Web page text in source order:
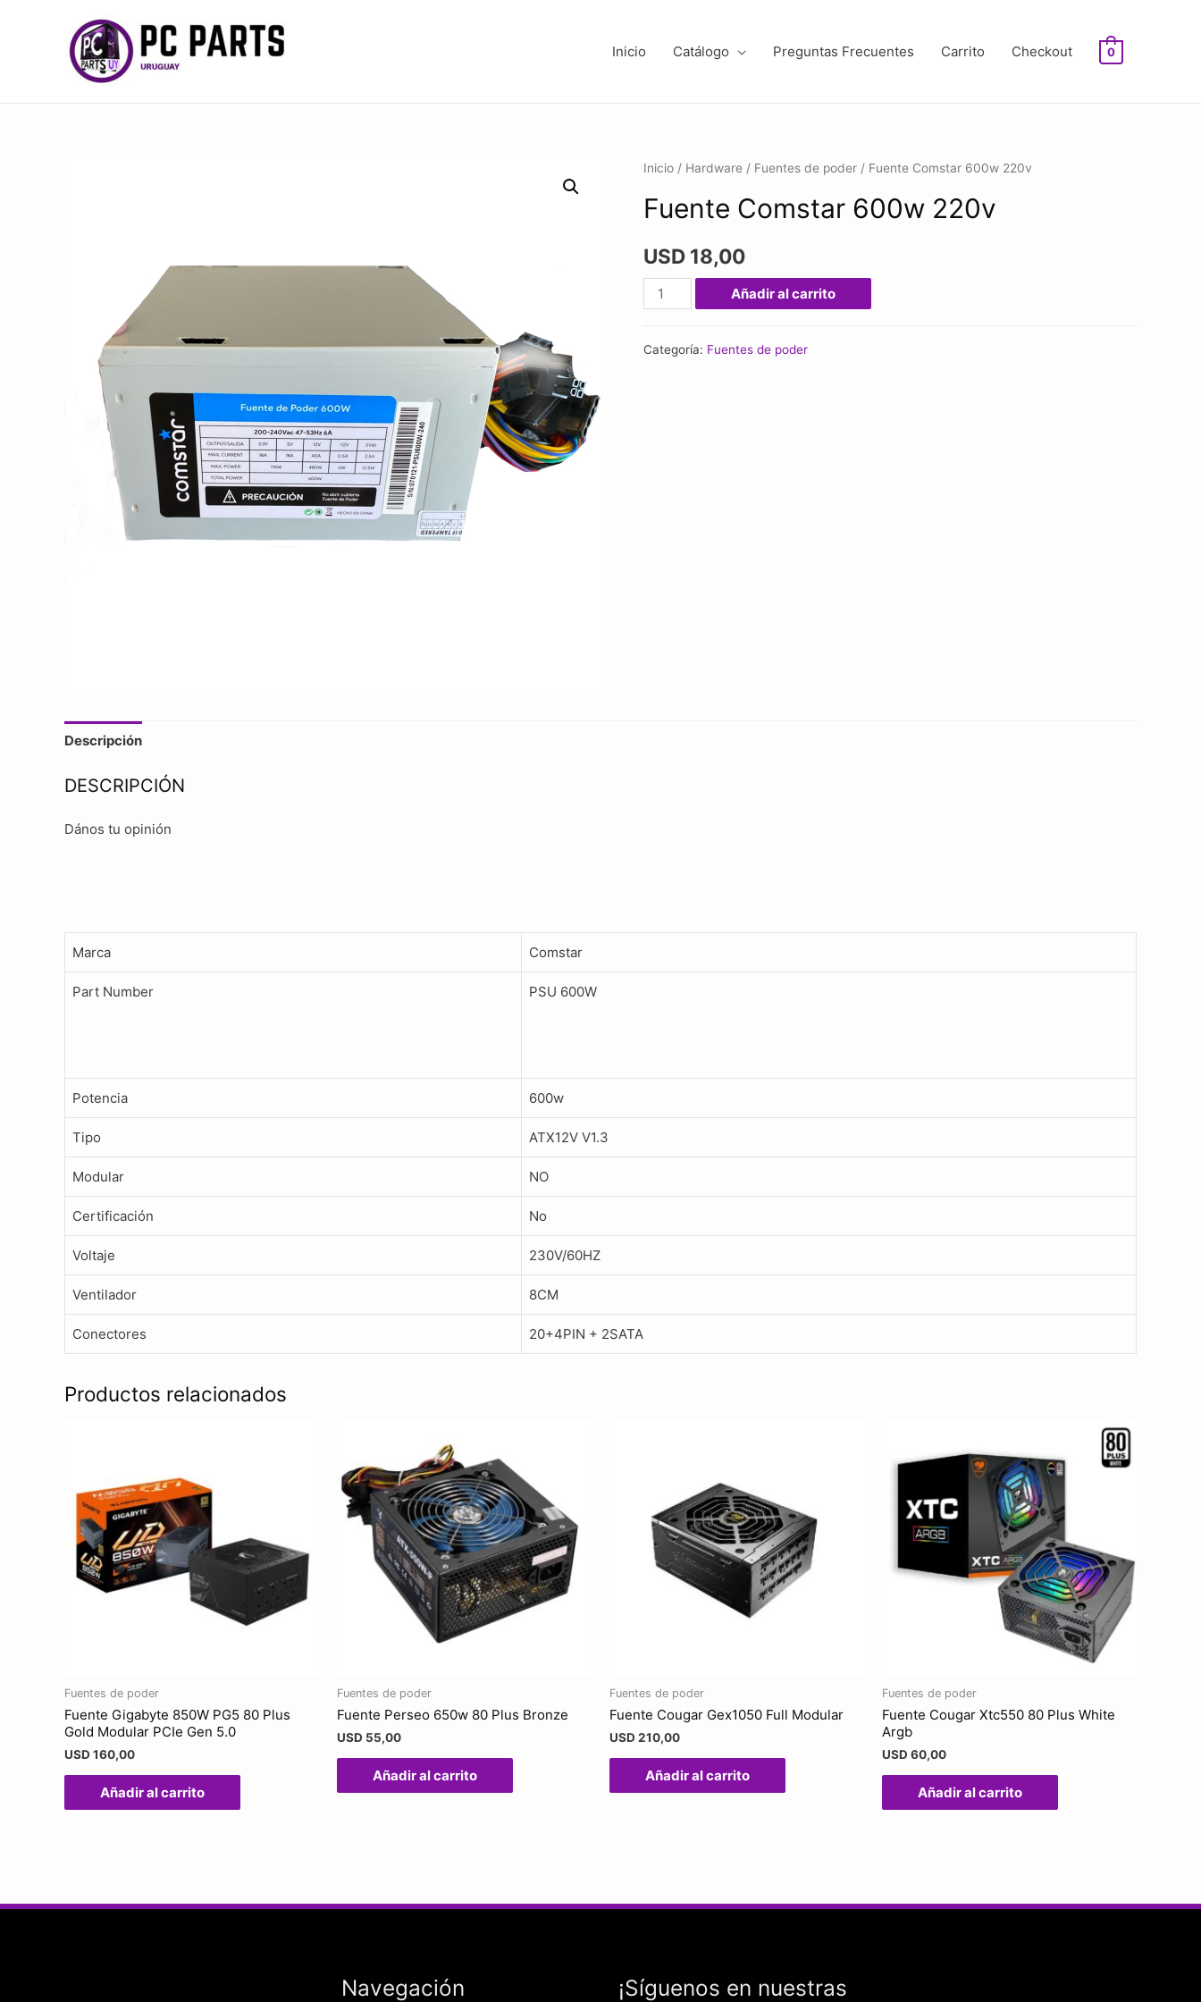
Inicio Catálogo Preguntas Frecuentes Carrito Checkout 0
Inicio / Hardware / Fuentes de poder / Fuente Comstar 600w 220v
Fuente Comstar 600w 220v
USD 18,00
Fuente
Comstar
220v
Añadir al carrito
Categoría: Fuentes de poder
Descripción
DESCRIPCIÓN
Dános tu opinión
Marca Comstar
Part Number PSU 600W
Potencia 600w
Tipo ATX12V V1.3
Modular NO
Certificación No
Voltaje 230V/60HZ
Ventilador 8CM
Conectores 20+4PIN + 2SATA
Productos relacionados
Fuentes de poder
Fuente Gigabyte 850W PG5 80 Plus
Gold Modular PCIe Gen 5.0
USD 160,00
Añadir al carrito
Fuentes de poder
Fuente Perseo 650w 80 Plus Bronze
USD 55,00
Añadir al carrito
Fuentes de poder
Fuente Cougar Gex1050 Full Modular
USD 210,00
Añadir al carrito
Fuentes de poder
Fuente Cougar Xtc550 80 Plus White
Argb
USD 60,00
Añadir al carrito
Navegación ¡Síguenos en nuestras